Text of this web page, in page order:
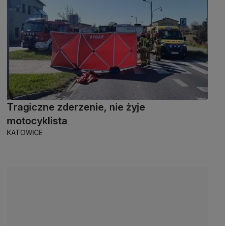
Tragiczne zderzenie, nie żyje
motocyklista
KATOWICE